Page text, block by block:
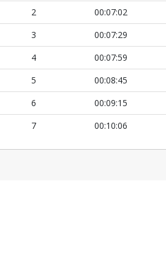
2 00:07:02
3 00:07:29
4 00:07:59
5 00:08:45
6 00:09:15
7 00:10:06